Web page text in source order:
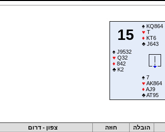
15
♠KQ864
♥ T
♦ KT6
♣J643
♠J9532
♥ Q32
♦ 842
♣K2
♠7
♥ AK864
♦ AJ9
♣AT95
הובלה חוזה צפון - דרום